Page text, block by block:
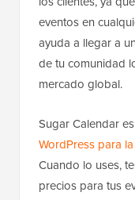
eventos en
ayuda a llegar a
de tu comunidad
mercado global.
Sugar Calendar
WordPress para
Cuando lo uses,
precios para tus